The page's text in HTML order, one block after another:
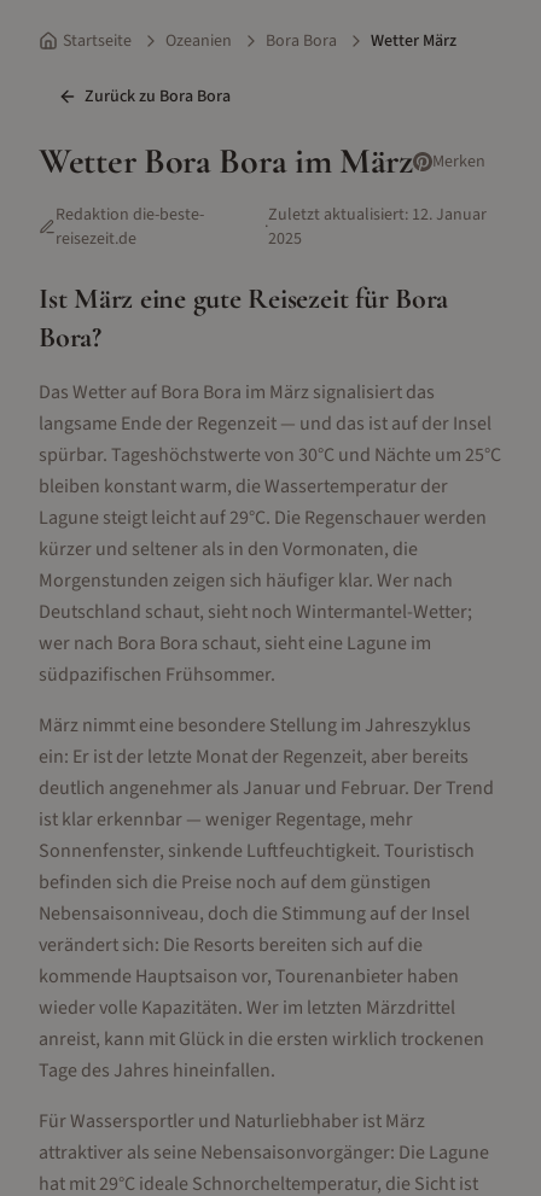
Startseite Ozeanien Bora Bora Wetter März
Zurück zu Bora Bora
WetterBora BoraimMärz Merken
Redaktion die-beste-
reisezeit.de
·Zuletzt aktualisiert: 12. Januar
2025
Ist März eine gute Reisezeit für Bora
Bora?
Das Wetter auf Bora Bora im März signalisiert das
langsame Ende der Regenzeit — und das ist auf der Insel
spürbar. Tageshöchstwerte von 30°C und Nächte um 25°C
bleiben konstant warm, die Wassertemperatur der
Lagune steigt leicht auf 29°C. Die Regenschauer werden
kürzer und seltener als in den Vormonaten, die
Morgenstunden zeigen sich häufiger klar. Wer nach
Deutschland schaut, sieht noch Wintermantel-Wetter;
wer nach Bora Bora schaut, sieht eine Lagune im
südpazifischen Frühsommer.
März nimmt eine besondere Stellung im Jahreszyklus
ein: Er ist der letzte Monat der Regenzeit, aber bereits
deutlich angenehmer als Januar und Februar. Der Trend
ist klar erkennbar — weniger Regentage, mehr
Sonnenfenster, sinkende Luftfeuchtigkeit. Touristisch
befinden sich die Preise noch auf dem günstigen
Nebensaisonniveau, doch die Stimmung auf der Insel
verändert sich: Die Resorts bereiten sich auf die
kommende Hauptsaison vor, Tourenanbieter haben
wieder volle Kapazitäten. Wer im letzten Märzdrittel
anreist, kann mit Glück in die ersten wirklich trockenen
Tage des Jahres hineinfallen.
Für Wassersportler und Naturliebhaber ist März
attraktiver als seine Nebensaisonvorgänger: Die Lagune
hat mit 29°C ideale Schnorcheltemperatur, die Sicht ist